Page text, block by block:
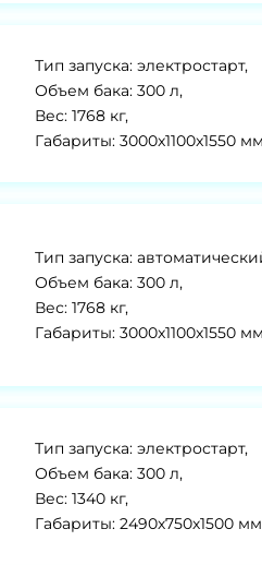
Тип запуска: электростарт,
Объем бака: 300 л,
Вес: 1768 кг,
Габариты: 3000x1100x1550
Тип запуска:
Объем бака: 300 л,
Вес: 1768 кг,
Габариты: 3000x1100x1550
Тип запуска: электростарт,
Объем бака: 300 л,
Вес: 1340 кг,
Габариты: 2490х750х1500